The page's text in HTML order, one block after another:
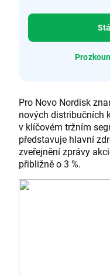
Pro Novo Nordisk
nových distribučních
v klíčovém tržním
představuje hlavní
zveřejnění zprávy
přibližně o 3 %.